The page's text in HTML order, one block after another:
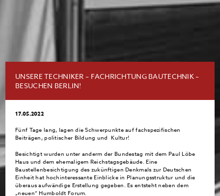
UNSERE TECHNIKER – FACHRICHTUNG BAUTECHNIK –
BESUCHEN BERLIN!
17.05.2022
Fünf Tage lang, lagen die Schwerpunkte auf fachspezifischen
Beiträgen, politischer Bildung und Kultur!
Besichtigt wurden unter anderm der Bundestag mit dem Paul Löbe
Haus und dem ehemaligem Reichstagsgebäude. Eine
Baustellenbesichtigung des zukünftigen Denkmals zur Deutschen
Einheit hat hochinteressante Einblicke in Planungsstruktur und die
überaus aufwändige Erstellung gegeben. Es entsteht neben dem
„neuen“ Humboldt Forum.